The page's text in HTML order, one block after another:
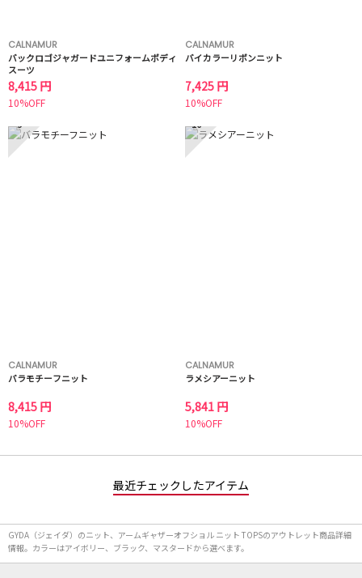
CALNAMUR
バックロゴジャガードユニフォームボディ
スーツ
8,415 円
10%OFF
CALNAMUR
バイカラーリボンニット
7,425 円
10%OFF
9
CALNAMUR
バラモチーフニット
8,415 円
10%OFF
10
CALNAMUR
ラメシアーニット
5,841 円
10%OFF
最近チェックしたアイテム
GYDA（ジェイダ）のニット、アームギャザーオフショル ニット TOPSのアウトレット商品詳細
情報。カラーはアイボリー、ブラック、マスタードから選べます。